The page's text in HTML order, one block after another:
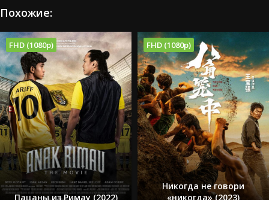
Похожие:
FHD (1080p)
Пацаны из Римау (2022)
FHD (1080p)
Никогда не говори
«никогда» (2023)